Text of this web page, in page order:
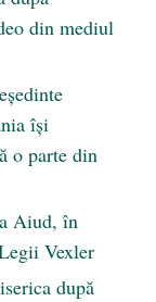
din mediul
își
o parte din
Aiud, în
Vexler
după